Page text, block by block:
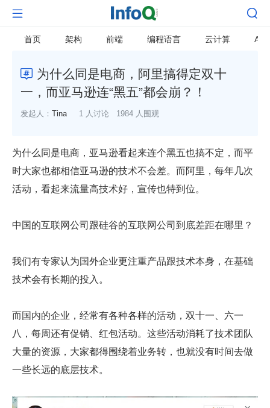
 
首页 架构 前端 编程语言 云计算 AI
 为什么同是电商，阿里搞得定双十
一，而亚马逊连“黑五”都会崩？！
发起人： Tina 1 人讨论 1984 人围观
为什么同是电商，亚马逊看起来连个黑五也搞不定，而平
时大家也都相信亚马逊的技术不会差。而阿里，每年几次
活动，看起来流量高技术好，宣传也特到位。
中国的互联网公司跟硅谷的互联网公司到底差距在哪里？
我们有专家认为国外企业更注重产品跟技术本身，在基础
技术会有长期的投入。
而国内的企业，经常有各种各样的活动，双十一、六一
八，每周还有促销、红包活动。这些活动消耗了技术团队
大量的资源，大家都得围绕着业务转，也就没有时间去做
一些长远的底层技术。